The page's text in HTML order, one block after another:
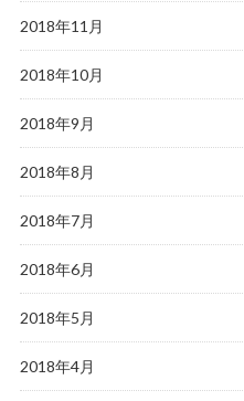
2018年11月
2018年10月
2018年9月
2018年8月
2018年7月
2018年6月
2018年5月
2018年4月